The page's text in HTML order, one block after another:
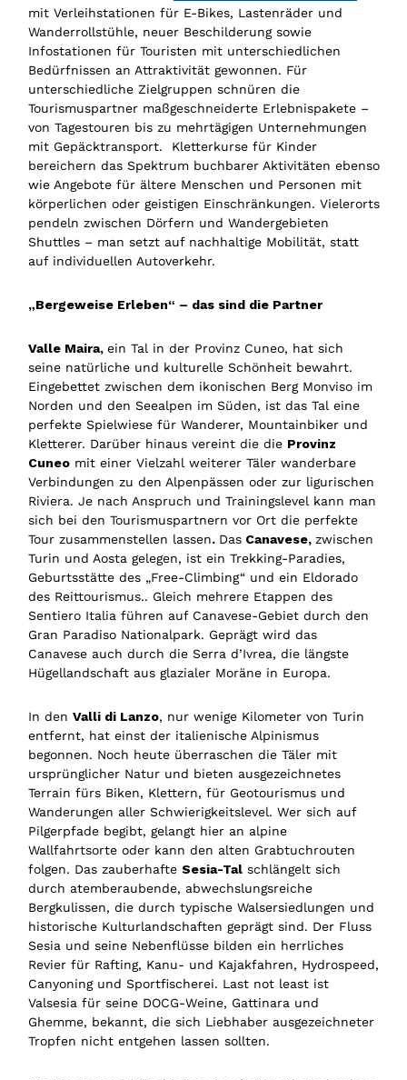
mit Verleihstationen für E-Bikes, Lastenräder und
Wanderrollstühle, neuer Beschilderung sowie
Infostationen für Touristen mit unterschiedlichen
Bedürfnissen an Attraktivität gewonnen. Für
unterschiedliche Zielgruppen schnüren die
Tourismuspartner maßgeschneiderte Erlebnispakete –
von Tagestouren bis zu mehrtägigen Unternehmungen
mit Gepäcktransport. Kletterkurse für Kinder
bereichern das Spektrum buchbarer Aktivitäten ebenso
wie Angebote für ältere Menschen und Personen mit
körperlichen oder geistigen Einschränkungen. Vielerorts
pendeln zwischen Dörfern und Wandergebieten
Shuttles – man setzt auf nachhaltige Mobilität, statt
auf individuellen Autoverkehr.
„Bergeweise Erleben“ – das sind die Partner
Valle Maira, ein Tal in der Provinz Cuneo, hat sich
seine natürliche und kulturelle Schönheit bewahrt.
Eingebettet zwischen dem ikonischen Berg Monviso im
Norden und den Seealpen im Süden, ist das Tal eine
perfekte Spielwiese für Wanderer, Mountainbiker und
Kletterer. Darüber hinaus vereint die die Provinz
Cuneomit einer Vielzahl weiterer Täler wanderbare
Verbindungen zu den Alpenpässen oder zur ligurischen
Riviera. Je nach Anspruch und Trainingslevel kann man
sich bei den Tourismuspartnern vor Ort die perfekte
Tour zusammenstellen lassen. DasCanavese, zwischen
Turin und Aosta gelegen, ist ein Trekking-Paradies,
Geburtsstätte des „Free-Climbing“ und ein Eldorado
des Reittourismus.. Gleich mehrere Etappen des
Sentiero Italia führen auf Canavese-Gebiet durch den
Gran Paradiso Nationalpark. Geprägt wird das
Canavese auch durch die Serra d’Ivrea, die längste
Hügellandschaft aus glazialer Moräne in Europa.
In den Valli di Lanzo, nur wenige Kilometer von Turin
entfernt, hat einst der italienische Alpinismus
begonnen. Noch heute überraschen die Täler mit
ursprünglicher Natur und bieten ausgezeichnetes
Terrain fürs Biken, Klettern, für Geotourismus und
Wanderungen aller Schwierigkeitslevel. Wer sich auf
Pilgerpfade begibt, gelangt hier an alpine
Wallfahrtsorte oder kann den alten Grabtuchrouten
folgen. Das zauberhafte Sesia-Talschlängelt sich
durch atemberaubende, abwechslungsreiche
Bergkulissen, die durch typische Walsersiedlungen und
historische Kulturlandschaften geprägt sind. Der Fluss
Sesia und seine Nebenflüsse bilden ein herrliches
Revier für Rafting, Kanu- und Kajakfahren, Hydrospeed,
Canyoning und Sportfischerei. Last not least ist
Valsesia für seine DOCG-Weine, Gattinara und
Ghemme, bekannt, die sich Liebhaber ausgezeichneter
Tropfen nicht entgehen lassen sollten.